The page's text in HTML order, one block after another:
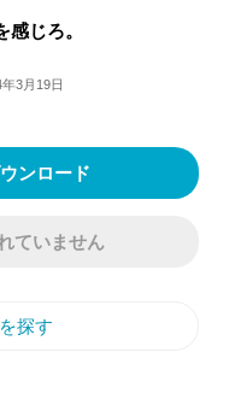
じろ。
3月19日
ンロード
ていません
探す